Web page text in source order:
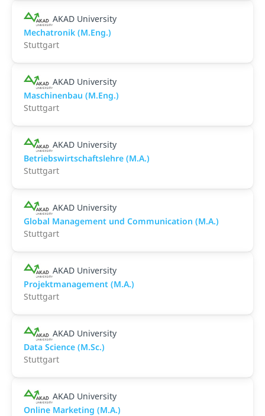
AKAD University
Mechatronik (M.Eng.)
Stuttgart
AKAD University
Maschinenbau (M.Eng.)
Stuttgart
AKAD University
Betriebswirtschaftslehre (M.A.)
Stuttgart
AKAD University
Global Management und Communication (M.A.)
Stuttgart
AKAD University
Projektmanagement (M.A.)
Stuttgart
AKAD University
Data Science (M.Sc.)
Stuttgart
AKAD University
Online Marketing (M.A.)